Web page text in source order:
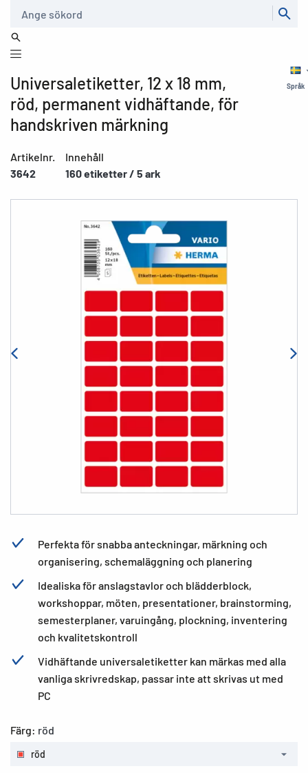
Språk
Universaletiketter, 12 x 18 mm,
röd, permanent vidhäftande, för
handskriven märkning
Artikelnr.
3642
Innehåll
160 etiketter / 5 ark
Perfekta för snabba anteckningar, märkning och
organisering, schemaläggning och planering
Idealiska för anslagstavlor och blädderblock,
workshoppar, möten, presentationer, brainstorming,
semesterplaner, varuingång, plockning, inventering
och kvalitetskontroll
Vidhäftande universaletiketter kan märkas med alla
vanliga skrivredskap, passar inte att skrivas ut med
PC
Färg: röd
röd